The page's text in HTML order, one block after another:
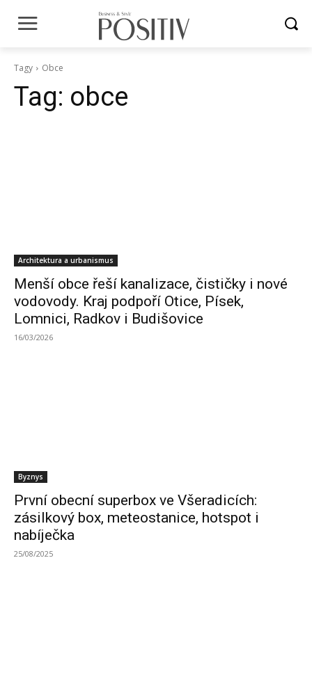
Tagy Obce
Tag: obce
Architektura a urbanismus
Menší obce řeší kanalizace, čističky i nové
vodovody. Kraj podpoří Otice, Písek,
Lomnici, Radkov i Budišovice
16/03/2026
Byznys
První obecní superbox ve Všeradicích:
zásilkový box, meteostanice, hotspot i
nabíječka
25/08/2025